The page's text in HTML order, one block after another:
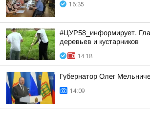
16:35
#ЦУР58_информирует.
деревьев и кустарников
14:18
Губернатор Олег
14:09